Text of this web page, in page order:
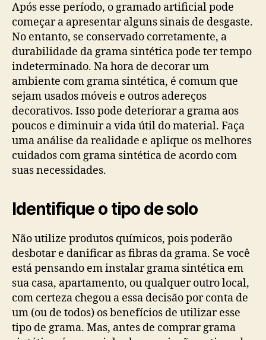
Após esse período, o gramado artificial pode
começar a apresentar alguns sinais de desgaste.
No entanto, se conservado corretamente, a
durabilidade da grama sintética pode ter tempo
indeterminado. Na hora de decorar um
ambiente com grama sintética, é comum que
sejam usados móveis e outros adereços
decorativos. Isso pode deteriorar a grama aos
poucos e diminuir a vida útil do material. Faça
uma análise da realidade e aplique os melhores
cuidados com grama sintética de acordo com
suas necessidades.
Identifique o tipo de solo
Não utilize produtos químicos, pois poderão
desbotar e danificar as fibras da grama. Se você
está pensando em instalar grama sintética em
sua casa, apartamento, ou qualquer outro local,
com certeza chegou a essa decisão por conta de
um (ou de todos) os benefícios de utilizar esse
tipo de grama. Mas, antes de comprar grama